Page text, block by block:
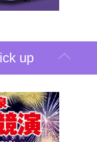
up